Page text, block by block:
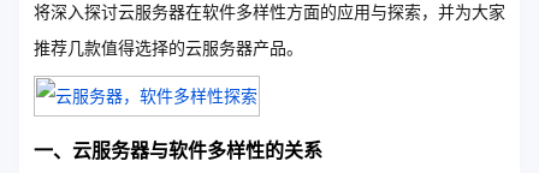
将深入探讨云服务器在软件多样性方面的应用与探索，并为大家
推荐几款值得选择的云服务器产品。
一、云服务器与软件多样性的关系